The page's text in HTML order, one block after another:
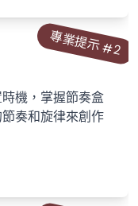
專業提示 #2
機，掌握節奏盒
奏和旋律來創作